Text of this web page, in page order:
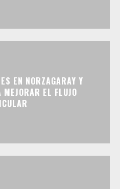
EN NORZAGARAY Y
EL FLUJO